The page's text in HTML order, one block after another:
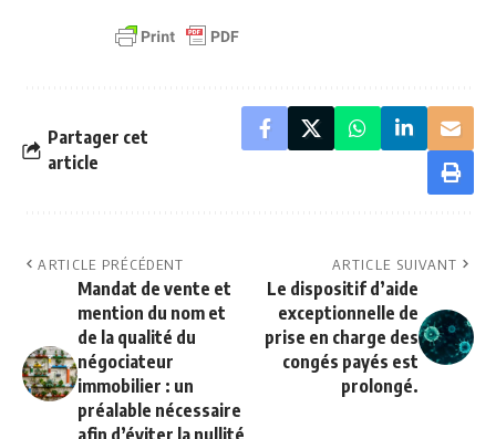
Partager cet
article
ARTICLE PRÉCÉDENT
Mandat de vente et
mention du nom et
de la qualité du
négociateur
immobilier : un
préalable nécessaire
ARTICLE SUIVANT
Le dispositif d’aide
exceptionnelle de
prise en charge des
congés payés est
prolongé.